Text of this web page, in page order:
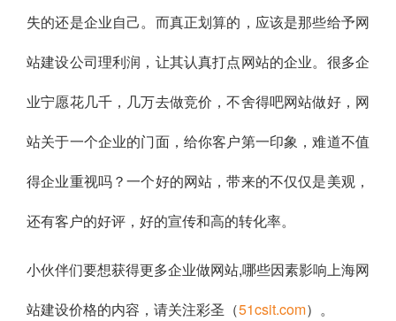
失的还是企业自己。而真正划算的，应该是那些给予网
站建设公司理利润，让其认真打点网站的企业。很多企
业宁愿花几千，几万去做竞价，不舍得吧网站做好，网
站关于一个企业的门面，给你客户第一印象，难道不值
得企业重视吗？一个好的网站，带来的不仅仅是美观，
还有客户的好评，好的宣传和高的转化率。
小伙伴们要想获得更多企业做网站,哪些因素影响上海网
站建设价格的内容，请关注彩圣（51csit.com）。